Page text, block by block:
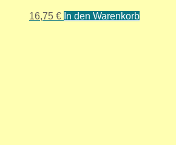
16,75 € In den Warenkorb